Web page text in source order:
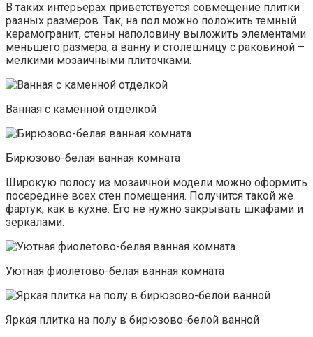
В таких интерьерах приветствуется совмещение плитки
разных размеров. Так, на пол можно положить темный
керамогранит, стены наполовину выложить элементами
меньшего размера, а ванну и столешницу с раковиной –
мелкими мозаичными плиточками.
Ванная с каменной отделкой
Бирюзово-белая ванная комната
Широкую полосу из мозаичной модели можно оформить
посередине всех стен помещения. Получится такой же
фартук, как в кухне. Его не нужно закрывать шкафами и
зеркалами.
Уютная фиолетово-белая ванная комната
Яркая плитка на полу в бирюзово-белой ванной